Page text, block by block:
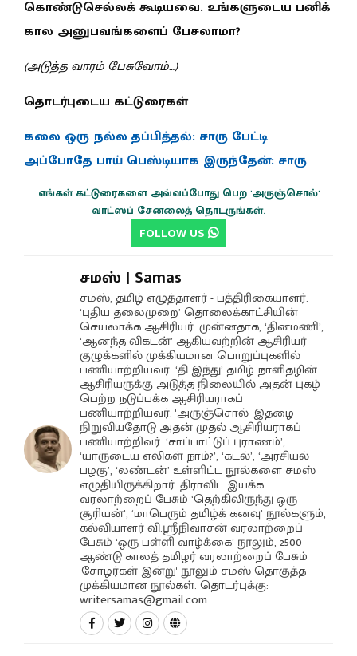
கொண்டுசெல்லக் கூடியவை. உங்களுடைய பனிக்
கால அனுபவங்களைப் பேசலாமா?
(அடுத்த வாரம் பேசுவோம்…)
தொடர்புடைய கட்டுரைகள்
கலை ஒரு நல்ல தப்பித்தல்: சாரு பேட்டி
அப்போதே பாய் பெஸ்டியாக இருந்தேன்: சாரு
எங்கள் கட்டுரைகளை அவ்வப்போது பெற 'அருஞ்சொல்'
வாட்ஸப் சேனலைத் தொடருங்கள்.
FOLLOW US
சமஸ் | Samas
சமஸ், தமிழ் எழுத்தாளர் - பத்திரிகையாளர்.
‘புதிய தலைமுறை’ தொலைக்காட்சியின்
செயலாக்க ஆசிரியர். முன்னதாக, ‘தினமணி’,
‘ஆனந்த விகடன்’ ஆகியவற்றின் ஆசிரியர்
குழுக்களில் முக்கியமான பொறுப்புகளில்
பணியாற்றியவர். ‘தி இந்து’ தமிழ் நாளிதழின்
ஆசிரியருக்கு அடுத்த நிலையில் அதன் புகழ்
பெற்ற நடுப்பக்க ஆசிரியராகப்
பணியாற்றியவர். 'அருஞ்சொல்' இதழை
நிறுவியதோடு அதன் முதல் ஆசிரியராகப்
பணியாற்றிவர். ‘சாப்பாட்டுப் புராணம்’,
‘யாருடைய எலிகள் நாம்?’, ‘கடல்’, ‘அரசியல்
பழகு’, ‘லண்டன்’ உள்ளிட்ட நூல்களை சமஸ்
எழுதியிருக்கிறார். திராவிட இயக்க
வரலாற்றைப் பேசும் ‘தெற்கிலிருந்து ஒரு
சூரியன்’, ‘மாபெரும் தமிழ்க் கனவு’ நூல்களும்,
கல்வியாளர் வி.ஸ்ரீநிவாசன் வரலாற்றைப்
பேசும் ‘ஒரு பள்ளி வாழ்க்கை’ நூலும், 2500
ஆண்டு காலத் தமிழர் வரலாற்றைப் பேசும்
'சோழர்கள் இன்று' நூலும் சமஸ் தொகுத்த
முக்கியமான நூல்கள். தொடர்புக்கு:
writersamas@gmail.com